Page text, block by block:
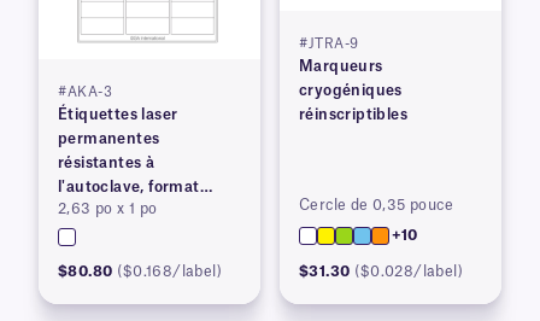
#AKA-3
Étiquettes laser
permanentes
résistantes à
l'autoclave, format
lettre américain
2,63 po x 1 po
$80.80 ($0.168/label)
#JTRA-9
Marqueurs
cryogéniques
réinscriptibles
Cercle de 0,35 pouce
+10
$31.30 ($0.028/label)